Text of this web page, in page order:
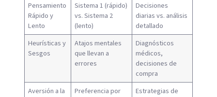
Pensamiento
Rápido y
Lento
Sistema 1 (rápido)
vs. Sistema 2
(lento)
Decisiones
diarias vs. análisis
detallado
Heurísticas y
Sesgos
Atajos mentales
que llevan a
errores
Diagnósticos
médicos,
decisiones de
compra
Aversión a la
Preferencia por
Estrategias de